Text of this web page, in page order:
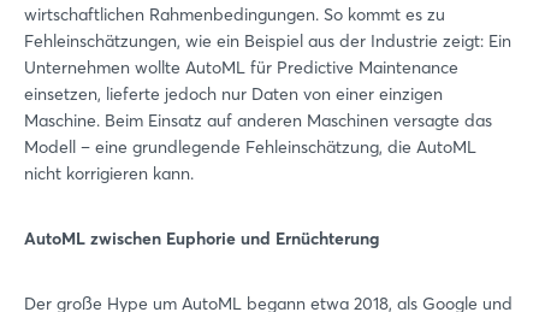
wirtschaftlichen Rahmenbedingungen. So kommt es zu
Fehleinschätzungen, wie ein Beispiel aus der Industrie zeigt: Ein
Unternehmen wollte AutoML für Predictive Maintenance
einsetzen, lieferte jedoch nur Daten von einer einzigen
Maschine. Beim Einsatz auf anderen Maschinen versagte das
Modell – eine grundlegende Fehleinschätzung, die AutoML
nicht korrigieren kann.
AutoML zwischen Euphorie und Ernüchterung
Der große Hype um AutoML begann etwa 2018, als Google und